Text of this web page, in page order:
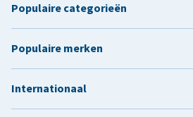
Populaire categorieën
Populaire merken
Internationaal